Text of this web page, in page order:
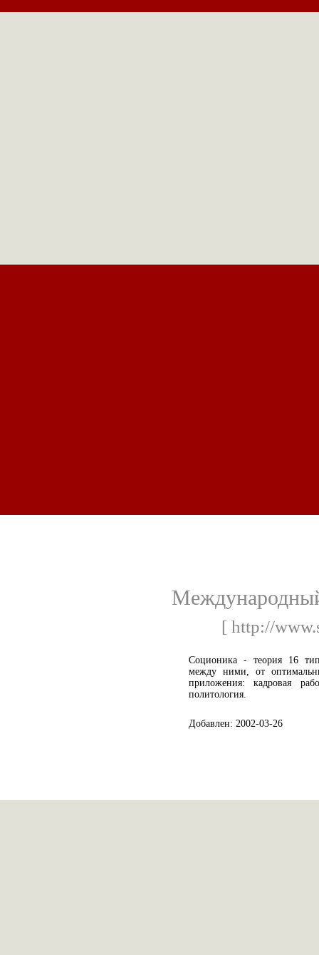
[ http://
Соционика - теория 16
между ними, от
приложения: кадровая
политология.
Добавлен: 2002-03-26